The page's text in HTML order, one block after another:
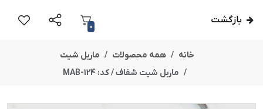
بازگشت
0
خانه همه محصولات
ماربل شیت
ماربل شیت شفاف / کد: MAB-124